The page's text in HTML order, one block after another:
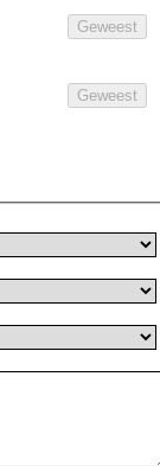
Geweest
Geweest